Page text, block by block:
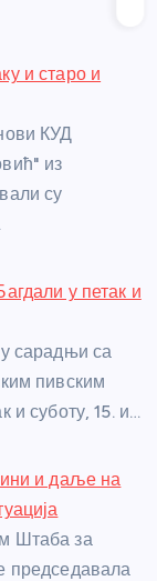
e
и старо и
КУД
из
су
у петак и
сарадњи са
пивским
и суботу, 15. и…
и даље на
Штаба за
председавала